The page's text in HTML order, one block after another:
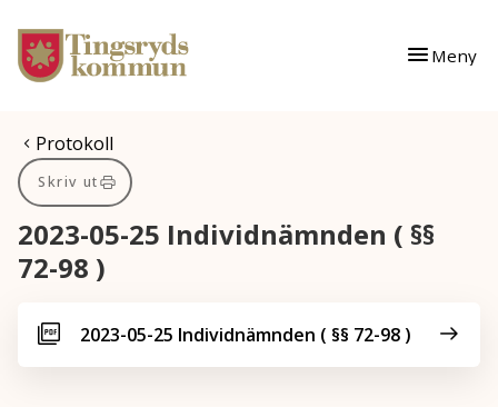
Gå till innehåll
Gå till huvudmeny
Meny
Du är här:
Protokoll
Skriv ut
2023-05-25 Individnämnden ( §§
72-98 )
2023-05-25 Individnämnden ( §§ 72-98 )